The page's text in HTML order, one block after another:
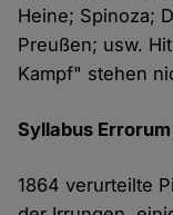
Heine; Spinoza;
Preußen; usw.
Kampf" stehen
Syllabus Errorum
1864 verurteilte